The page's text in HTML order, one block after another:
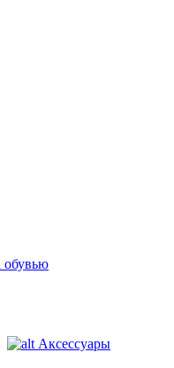
обувью
Аксессуары